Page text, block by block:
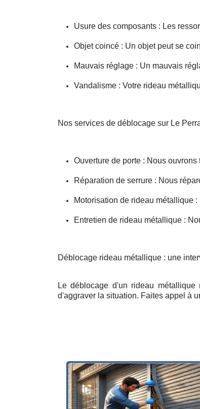
Usure des composants : Les
Objet coincé : Un objet peut se
Mauvais réglage : Un mauvais
Vandalisme : Votre rideau
Nos services de déblocage sur Le
Ouverture de porte : Nous
Réparation de serrure : Nous
Motorisation de rideau métallique
Entretien de rideau métallique :
Déblocage rideau métallique : une
Le déblocage d'un rideau
d'aggraver la situation. Faites appel à